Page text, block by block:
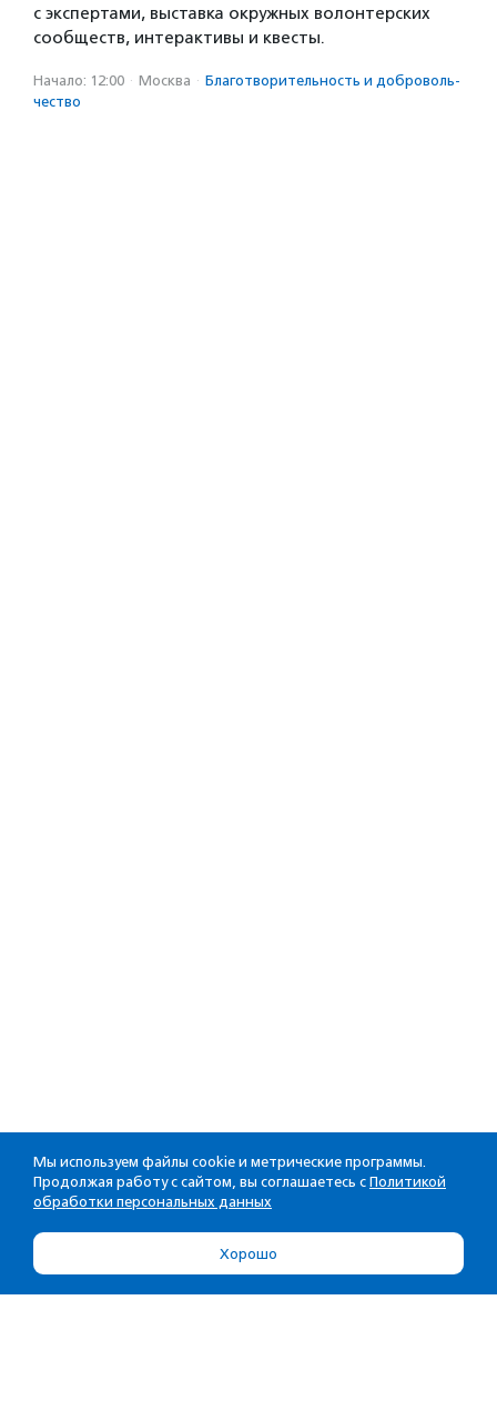
с экспертами, выставка окружных волонтерских
сообществ, интерактивы и квесты.
Начало: 12:00 · Москва · Благотвори­тель­ность и доброволь­
чест­во
Мы используем файлы cookie и метрические программы.
Продолжая работу с сайтом, вы соглашаетесь с Политикой
обработки персональных данных
Хорошо